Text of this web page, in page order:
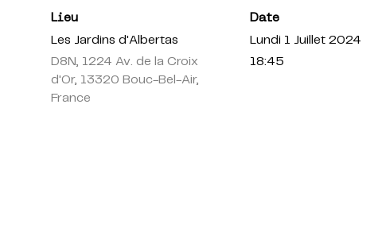
Lieu
Les Jardins d'Albertas
D8N, 1224 Av. de la Croix
d'Or, 13320 Bouc-Bel-Air,
France
Date
Lundi 1 Juillet 2024
18:45